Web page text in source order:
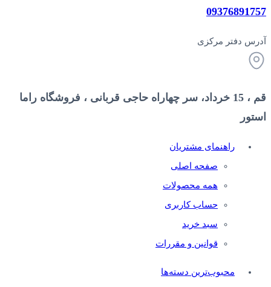
09376891757
آدرس دفتر مرکزی
قم ، 15 خرداد، سر چهاراه حاجی قربانی ، فروشگاه راما
استور
راهنمای مشتریان
صفحه اصلی
همه محصولات
حساب کاربری
سبد خرید
قوانین و مقررات
محبوب‌ترین دسته‌ها